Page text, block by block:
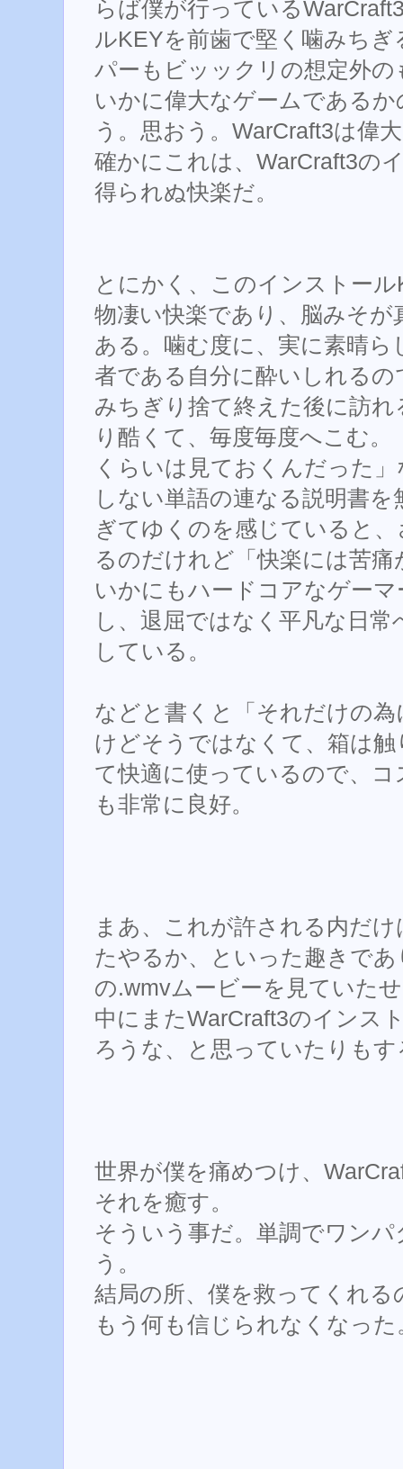
らば僕が行っている
ルKEYを前歯で堅く噛みち
パーもビッックリの想定外
いかに偉大なゲームである
う。思おう。WarCraft3は偉
確かにこれは、WarCraft3の
得られぬ快楽だ。
とにかく、このインストー
物凄い快楽であり、脳みそ
ある。噛む度に、実に素晴
者である自分に酔いしれる
みちぎり捨て終えた後に訪
り酷くて、毎度毎度へこむ
くらいは見ておくんだった
しない単語の連なる説明書
ぎてゆくのを感じていると
るのだけれど「快楽には苦
いかにもハードコアなゲー
し、退屈ではなく平凡な日
している。
などと書くと「それだけの
けどそうではなくて、箱は
て快適に使っているので、
も非常に良好。
まあ、これが許される内だ
たやるか、といった趣きで
の.wmvムービーを見ていた
中にまたWarCraft3のインス
ろうな、と思っていたりもす
世界が僕を痛めつけ、
それを癒す。
そういう事だ。単調でワン
う。
結局の所、僕を救ってくれ
もう何も信じられなくなっ